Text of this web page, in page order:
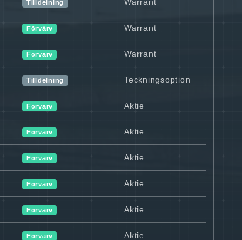
Tilldelning
Förvärv Warrant
Förvärv Warrant
Tilldelning Teckningsoption
Förvärv Aktie
Förvärv Aktie
Förvärv Aktie
Förvärv Aktie
Förvärv Aktie
Förvärv Aktie